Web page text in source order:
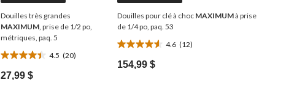
Douilles très grandes
MAXIMUM , prise de 1/2 po,
métriques, paq. 5
4.5 (20)
4.5
étoile(s)
sur
27,99 $
Douilles pour clé à choc MAXIMUMà prise
de 1/4 po, paq. 53
4.6 (12)
4.6
étoile(s)
154,99 $